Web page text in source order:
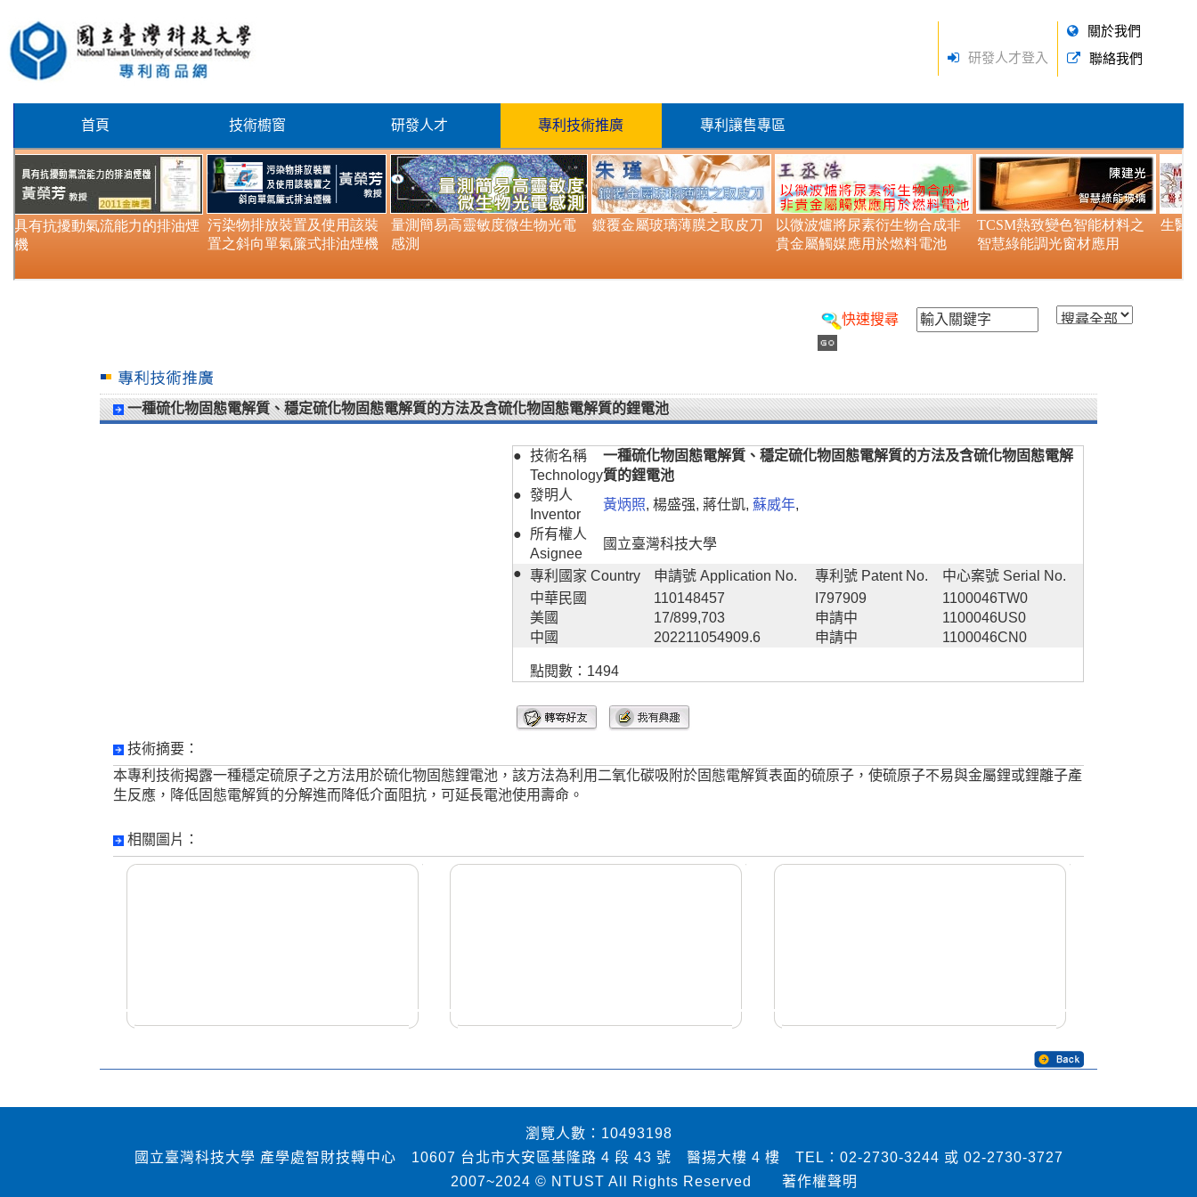
研發人才登入
關於我們
聯絡我們
首頁 技術櫥窗 研發人才 專利技術推廣 專利讓售專區
快速搜尋
一種硫化物固態電解質、穩定硫化物固態電解質的方法及含硫化物固態電解質的鋰電池
● 技術名稱
Technology
一種硫化物固態電解質、穩定硫化物固態電解質的方法及含硫化物固態電解
質的鋰電池
● 發明人
Inventor
黃炳照, 楊盛强, 蔣仕凱, 蘇威年,
●
所有權人
Asignee
國立臺灣科技大學
● 專利國家 Country 申請號 Application No. 專利號 Patent No.
中心案號 Serial No.
中華民國
110148457 I797909
1100046TW0
美國
17/899,703 申請中
1100046US0
中國
202211054909.6 申請中 1100046CN0
點閱數：1494
技術摘要：
本專利技術揭露一種穩定硫原子之方法用於硫化物固態鋰電池，該方法為利用二氧化碳吸附於固態電解質表面的硫原子，使硫原子不易與金屬鋰或鋰離子產
生反應，降低固態電解質的分解進而降低介面阻抗，可延長電池使用壽命。
相關圖片：
瀏覽人數：10493198
國立臺灣科技大學 產學處智財技轉中心 10607 台北市大安區基隆路 4 段 43 號 醫揚大樓 4 樓 TEL：02-2730-3244 或 02-2730-3727
2007~2024 © NTUST All Rights Reserved 著作權聲明